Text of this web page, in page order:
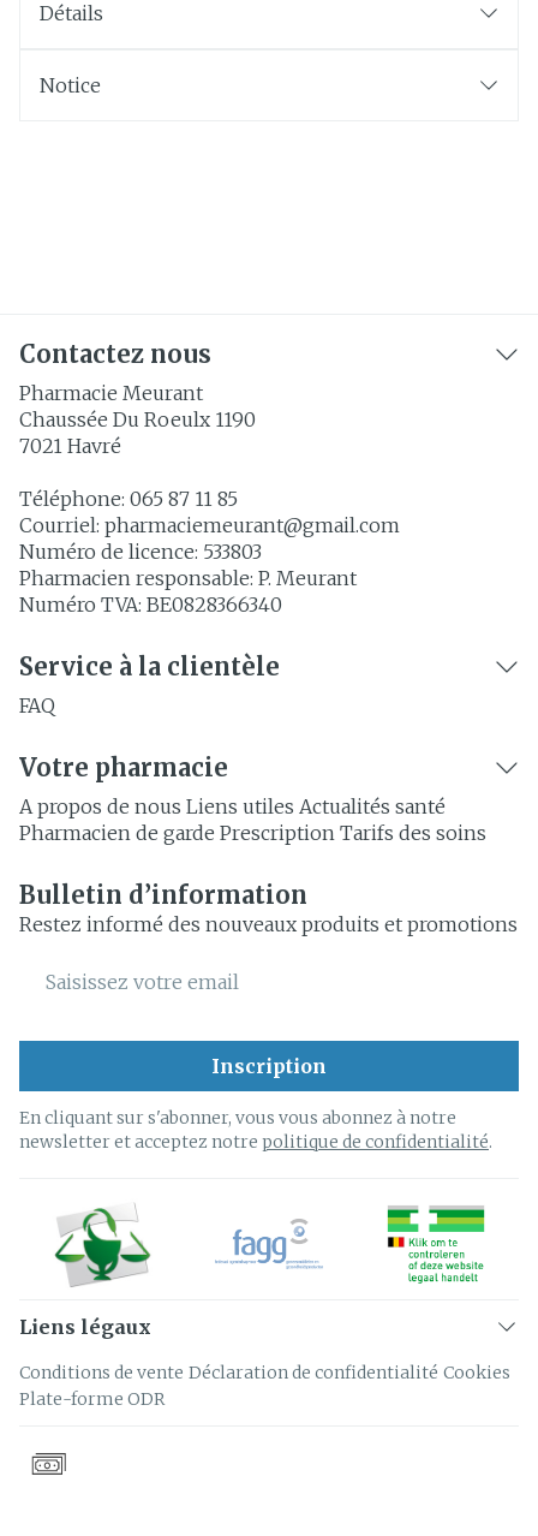
Détails
Notice
Contactez nous
Pharmacie Meurant
Chaussée Du Roeulx 1190
7021 Havré
Téléphone: 065 87 11 85
Courriel: pharmaciemeurant@gmail.com
Numéro de licence: 533803
Pharmacien responsable: P. Meurant
Numéro TVA: BE0828366340
Service à la clientèle
FAQ
Votre pharmacie
A propos de nous Liens utiles Actualités santé
Pharmacien de garde Prescription Tarifs des soins
Bulletin d’information
Restez informé des nouveaux produits et promotions
Adresse mail
Inscription
En cliquant sur s'abonner, vous vous abonnez à notre
newsletter et acceptez notre politique de confidentialité.
Liens légaux
Conditions de vente Déclaration de confidentialité Cookies
Plate-forme ODR